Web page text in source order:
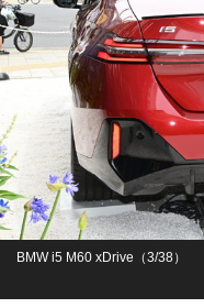
BMW i5 M60 xDrive（3/38）